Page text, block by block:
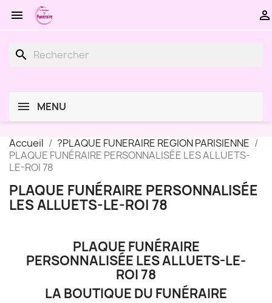
 
search
MENU
Accueil
?PLAQUE FUNERAIRE REGION PARISIENNE
PLAQUE FUNÉRAIRE PERSONNALISÉE LES ALLUETS-
LE-ROI 78
PLAQUE FUNÉRAIRE PERSONNALISÉE
LES ALLUETS-LE-ROI 78
PLAQUE FUNÉRAIRE
PERSONNALISÉE LES ALLUETS-LE-
ROI 78
LA BOUTIQUE DU FUNÉRAIRE